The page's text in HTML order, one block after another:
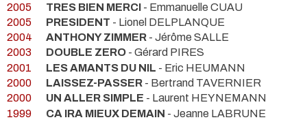
2005
TRES BIEN MERCI - Emmanuelle CUAU
2005
PRESIDENT - Lionel DELPLANQUE
2004
ANTHONY ZIMMER - Jérôme SALLE
2003
DOUBLE ZERO - Gérard PIRES
2001
LES AMANTS DU NIL - Eric HEUMANN
2000
LAISSEZ-PASSER - Bertrand TAVERNIER
2000
UN ALLER SIMPLE - Laurent HEYNEMANN
1999
CA IRA MIEUX DEMAIN - Jeanne LABRUNE